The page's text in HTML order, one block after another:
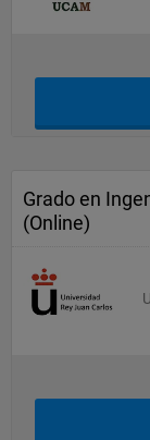
Grado en
(Online)